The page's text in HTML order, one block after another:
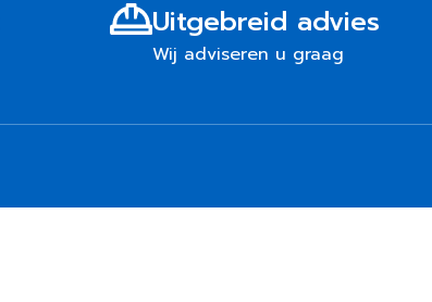
Uitgebreid advies
Wij adviseren u graag